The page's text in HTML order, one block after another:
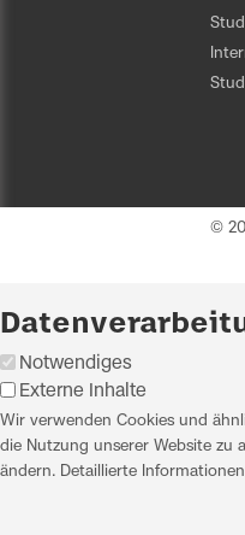
©
Notwendiges
Externe Inhalte
Wir verwenden Cookies und
die Nutzung unserer Website zu
ändern. Detaillierte